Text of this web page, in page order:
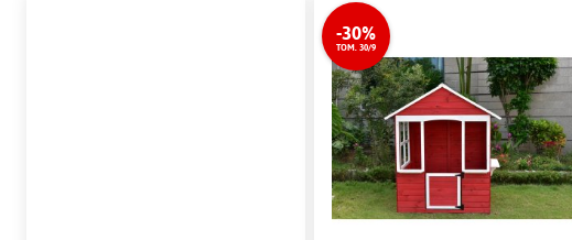
-30%
TOM. 30/9